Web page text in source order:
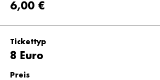
6,00 €
Tickettyp
8 Euro
Preis